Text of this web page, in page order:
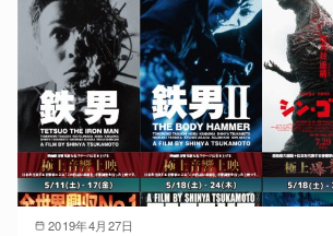
2019年4月27日